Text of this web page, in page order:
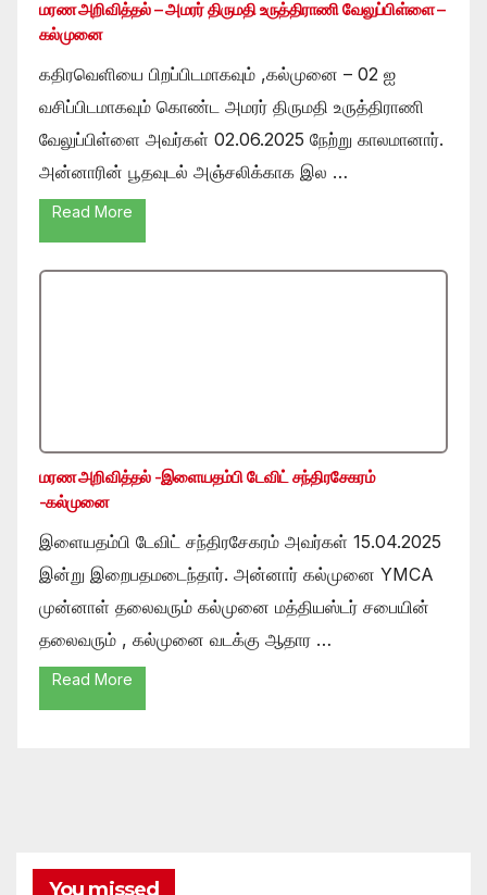
மரண அறிவித்தல் – அமரர் திருமதி உருத்திராணி வேலுப்பிள்ளை –
கல்முனை
கதிரவெளியை பிறப்பிடமாகவும் ,கல்முனை – 02 ஐ
வசிப்பிடமாகவும் கொண்ட அமரர் திருமதி உருத்திராணி
வேலுப்பிள்ளை அவர்கள் 02.06.2025 நேற்று காலமானார்.
அன்னாரின் பூதவுடல் அஞ்சலிக்காக இல …
Read More
மரண அறிவித்தல் -இளையதம்பி டேவிட் சந்திரசேகரம்
-கல்முனை
இளையதம்பி டேவிட் சந்திரசேகரம் அவர்கள் 15.04.2025
இன்று இறைபதமடைந்தார். அன்னார் கல்முனை YMCA
முன்னாள் தலைவரும் கல்முனை மத்தியஸ்டர் சபையின்
தலைவரும் , கல்முனை வடக்கு ஆதார …
Read More
You missed